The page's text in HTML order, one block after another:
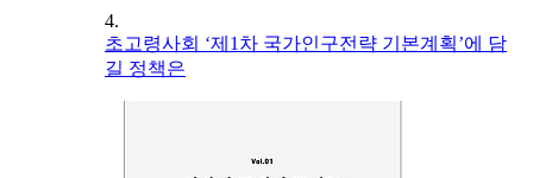
4.
초고령사회 ‘제1차 국가인구전략 기본계획’에 담
길 정책은